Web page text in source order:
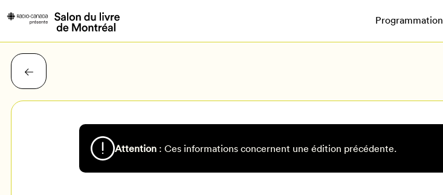
Programmation
Attention : Ces informations concernent une édition précédente.